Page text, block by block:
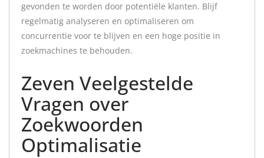
gevonden te worden door potentiële klanten. Blijf
regelmatig analyseren en optimaliseren om
concurrentie voor te blijven en een hoge positie in
zoekmachines te behouden.
Zeven Veelgestelde
Vragen over
Zoekwoorden
Optimalisatie